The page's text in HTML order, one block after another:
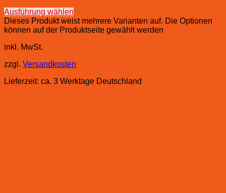
Ausführung wählen
Dieses Produkt weist mehrere Varianten auf. Die Optionen
können auf der Produktseite gewählt werden
inkl. MwSt.
zzgl. Versandkosten
Lieferzeit: ca. 3 Werktage Deutschland